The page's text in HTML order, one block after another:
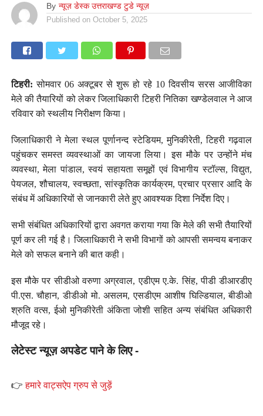
By न्यूज़ डेस्क उत्तराखण्ड टुडे न्यूज़
Published on October 5, 2025
टिहरी: सोमवार 06 अक्टूबर से शुरू हो रहे 10 दिवसीय सरस आजीविका
मेले की तैयारियों को लेकर जिलाधिकारी टिहरी नितिका खण्डेलवाल ने आज
रविवार को स्थलीय निरीक्षण किया।
जिलाधिकारी ने मेला स्थल पूर्णानन्द स्टेडियम, मुनिकीरेती, टिहरी गढ़वाल
पहुंचकर समस्त व्यवस्थाओं का जायजा लिया। इस मौके पर उन्होंने मंच
व्यवस्था, मेला पांडाल, स्वयं सहायता समूहों एवं विभागीय स्टॉल्स, विद्युत,
पेयजल, शौचालय, स्वच्छता, सांस्कृतिक कार्यक्रम, प्रचार प्रसार आदि के
संबंध में अधिकारियों से जानकारी लेते हुए आवश्यक दिशा निर्देश दिए।
सभी संबंधित अधिकारियों द्वारा अवगत कराया गया कि मेले की सभी तैयारियों
पूर्ण कर ली गई है। जिलाधिकारी ने सभी विभागों को आपसी समन्वय बनाकर
मेले को सफल बनाने की बात कही।
इस मौके पर सीडीओ वरुणा अग्रवाल, एडीएम ए.के. सिंह, पीडी डीआरडीए
पी.एस. चौहान, डीडीओ मो. असलम, एसडीएम आशीष घिल्डियाल, बीडीओ
श्रुति वत्स, ईओ मुनिकीरेती अंकिता जोशी सहित अन्य संबंधित अधिकारी
मौजूद रहे।
लेटेस्ट न्यूज़ अपडेट पाने के लिए -
👉हमारे वाट्सऐप ग्रुप से जुड़ें